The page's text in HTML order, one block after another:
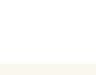
Tipps fürs